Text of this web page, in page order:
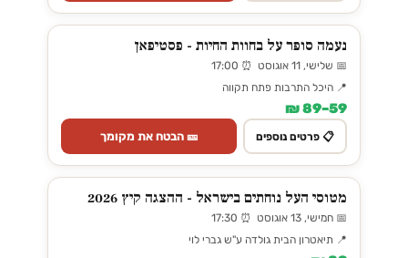
נעמה סופר על בחוות החיות - פסטיפאן
📅 שלישי, 11 אוגוסט ⏰ 17:00
📍 היכל התרבות פתח תקווה
59–89 ₪
📋 פרטים נוספים 🎫 הבטח את מקומך
מטוסי העל נוחתים בישראל - ההצגה קיץ 2026
📅 חמישי, 13 אוגוסט ⏰ 17:30
📍 תיאטרון הבית גולדה ע"ש גברי לוי